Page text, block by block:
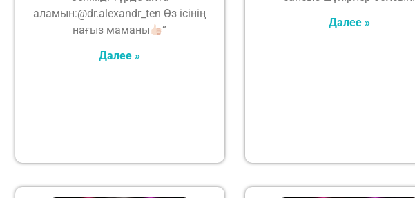
аламын:@dr.alexandr_ten Өз ісінің
нағыз маманы
”
Далее »
Далее »